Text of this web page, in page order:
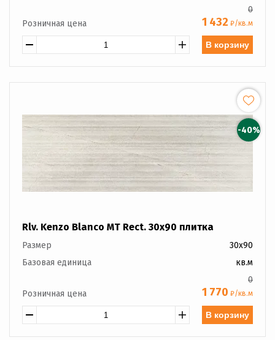
Розничная цена
0
1 432 ₽/кв.м
В корзину
-40%
Rlv. Kenzo Blanco MT Rect. 30x90 плитка
Размер
30x90
Базовая единица
кв.м
Розничная цена
0
1 770 ₽/кв.м
В корзину